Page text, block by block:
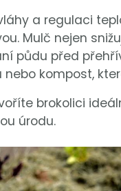
a regulaci
Mulč nejen
půdu před
kompost,
brokolici
úrodu.